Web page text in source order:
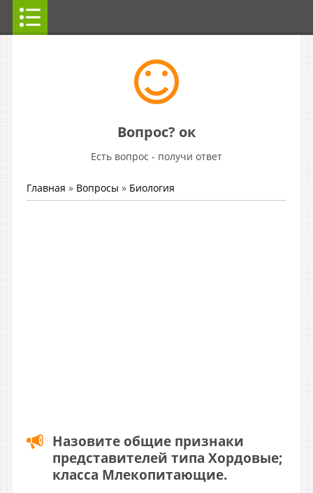
Вопрос? ок
Есть вопрос - получи ответ
Главная » Вопросы » Биология
Назовите общие признаки
представителей типа Хордовые;
класса Млекопитающие.